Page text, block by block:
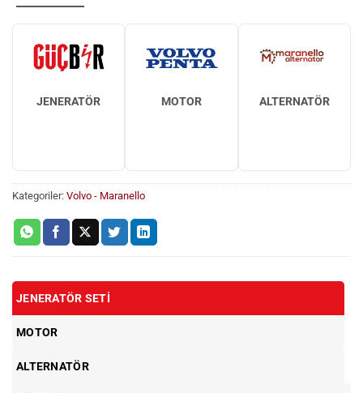
JENERATÖR MOTOR ALTERNATÖR
Kategoriler: Volvo - Maranello
JENERATÖR SETI
MOTOR
ALTERNATÖR